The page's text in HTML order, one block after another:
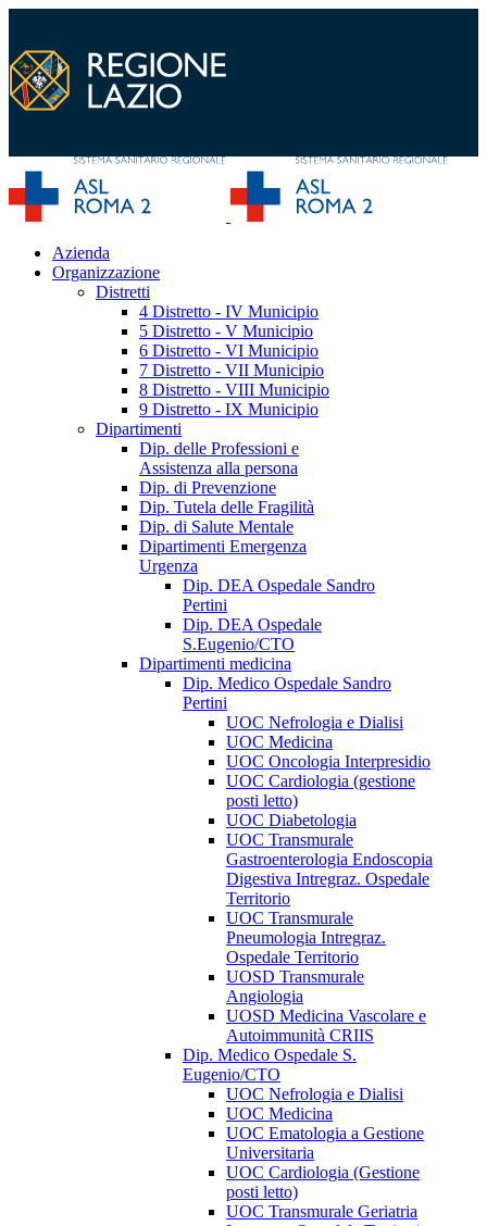
Azienda
Organizzazione
Distretti
4 Distretto - IV Municipio
5 Distretto - V Municipio
6 Distretto - VI Municipio
7 Distretto - VII Municipio
8 Distretto - VIII Municipio
9 Distretto - IX Municipio
Dipartimenti
Dip. delle Professioni e
Assistenza alla persona
Dip. di Prevenzione
Dip. Tutela delle Fragilità
Dip. di Salute Mentale
Dipartimenti Emergenza
Urgenza
Dip. DEA Ospedale Sandro
Pertini
Dip. DEA Ospedale
S.Eugenio/CTO
Dipartimenti medicina
Dip. Medico Ospedale Sandro
Pertini
UOC Nefrologia e Dialisi
UOC Medicina
UOC Oncologia Interpresidio
UOC Cardiologia (gestione
posti letto)
UOC Diabetologia
UOC Transmurale
Gastroenterologia Endoscopia
Digestiva Intregraz. Ospedale
Territorio
UOC Transmurale
Pneumologia Intregraz.
Ospedale Territorio
UOSD Transmurale
Angiologia
UOSD Medicina Vascolare e
Autoimmunità CRIIS
Dip. Medico Ospedale S.
Eugenio/CTO
UOC Nefrologia e Dialisi
UOC Medicina
UOC Ematologia a Gestione
Universitaria
UOC Cardiologia (Gestione
posti letto)
UOC Transmurale Geriatria